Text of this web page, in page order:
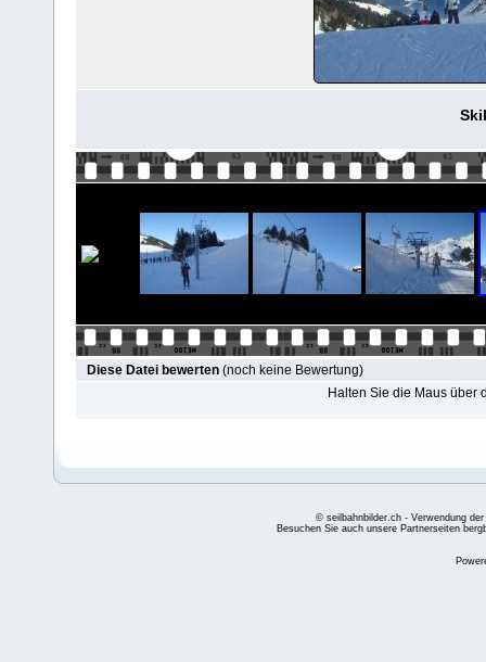
Diese Datei bewerten (noch keine Bewertung)
Halten Sie die Maus über
© seilbahnbilder.ch - Verwendung
Besuchen Sie auch unsere Partnerseiten